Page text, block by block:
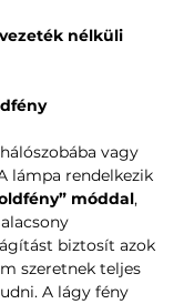
nélküli
vagy
lámpa rendelkezik
móddal,
biztosít azok
szeretnek teljes
A lágy fény